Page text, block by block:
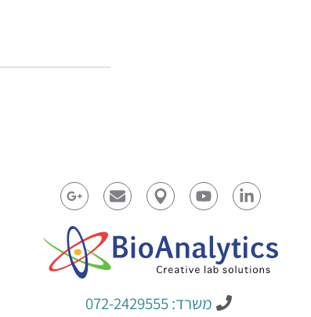
משרד: 072-2429555